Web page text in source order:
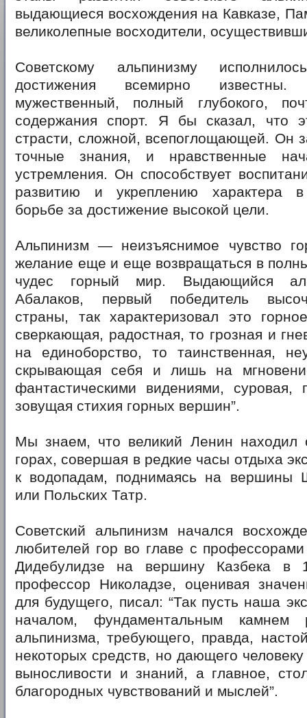
выдающиеся восхождения на Кавказе,
великолепные восходители,
Советскому альпинизму
достижения всемирно
мужественный, полный глубокого,
содержания спорт. Я бы сказал, что
страсти, сложной, всепоглощающей. Он
точные знания, и нравственные
устремления. Он способствует
развитию и укреплению характера в
борьбе за достижение высокой цели.
Альпинизм — неизъяснимое чувство
желание еще и еще возвращаться в
чудес горный мир. Выдающийся
Абалаков, первый победитель
страны, так характеризовал это
сверкающая, радостная, то грозная и
на единоборство, то таинственная,
скрывающая себя и лишь на
фантастическими видениями, суровая,
зовущая стихия горных вершин”.
Мы знаем, что великий Ленин находил
горах, совершая в редкие часы отдыха
к водопадам, поднимаясь на вершины
или Польских Татр.
Советский альпинизм начался
любителей гор во главе с
Дидебулидзе на вершину Казбека в
профессор Николадзе, оценивая
для будущего, писал: “Так пусть наша
началом, фундаментальным камнем
альпинизма, требующего, правда,
некоторых средств, но дающего человеку
выносливости и знаний, а главное,
благородных чувствований и мыслей”.